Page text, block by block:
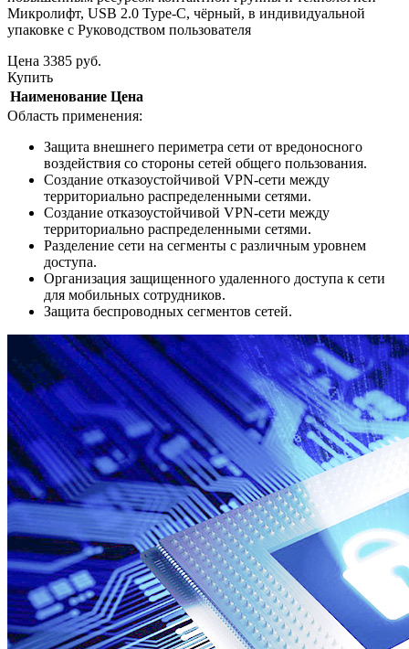
Микролифт, USB 2.0 Type-C, чёрный, в индивидуальной
упаковке c Руководством пользователя
Цена 3385 руб.
Купить
Наименование Цена
Область применения:
Защита внешнего периметра сети от вредоносного
воздействия со стороны сетей общего пользования.
Создание отказоустойчивой VPN-сети между
территориально распределенными сетями.
Создание отказоустойчивой VPN-сети между
территориально распределенными сетями.
Разделение сети на сегменты с различным уровнем
доступа.
Организация защищенного удаленного доступа к сети
для мобильных сотрудников.
Защита беспроводных сегментов сетей.